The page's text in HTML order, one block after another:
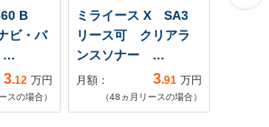
B
ビ・バ
…
3.12 万円
スの場合）
ミライース X SA3
リース可 クリアラ
ンスソナー …
月額： 3.91 万円
（48 ヵ月リースの場合）